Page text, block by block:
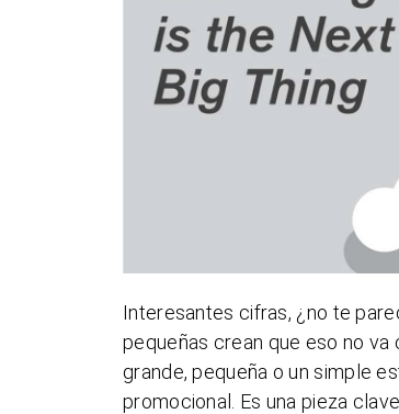
Interesantes cifras, ¿no te
pequeñas crean que eso no
grande, pequeña o un simple
promocional. Es una pieza